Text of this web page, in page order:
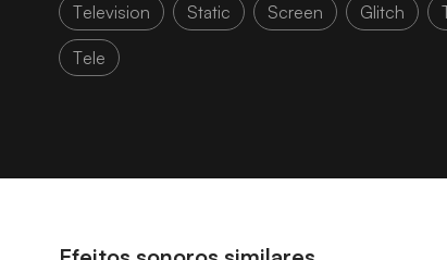
Television
Static Screen Glitch
Tele